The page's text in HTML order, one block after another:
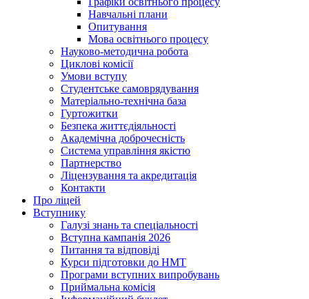
Навчальні плани
Опитування
Мова освітнього процесу
Науково-методична робота
Циклові комісії
Умови вступу
Студентське самоврядування
Матеріально-технічна база
Гуртожитки
Безпека життєдіяльності
Академічна доброчесність
Система управління якістю
Партнерство
Ліцензування та акредитація
Контакти
Про ліцей
Вступнику
Галузі знань та спеціальності
Вступна кампанія 2026
Питання та відповіді
Курси підготовки до НМТ
Програми вступних випробувань
Приймальна комісія